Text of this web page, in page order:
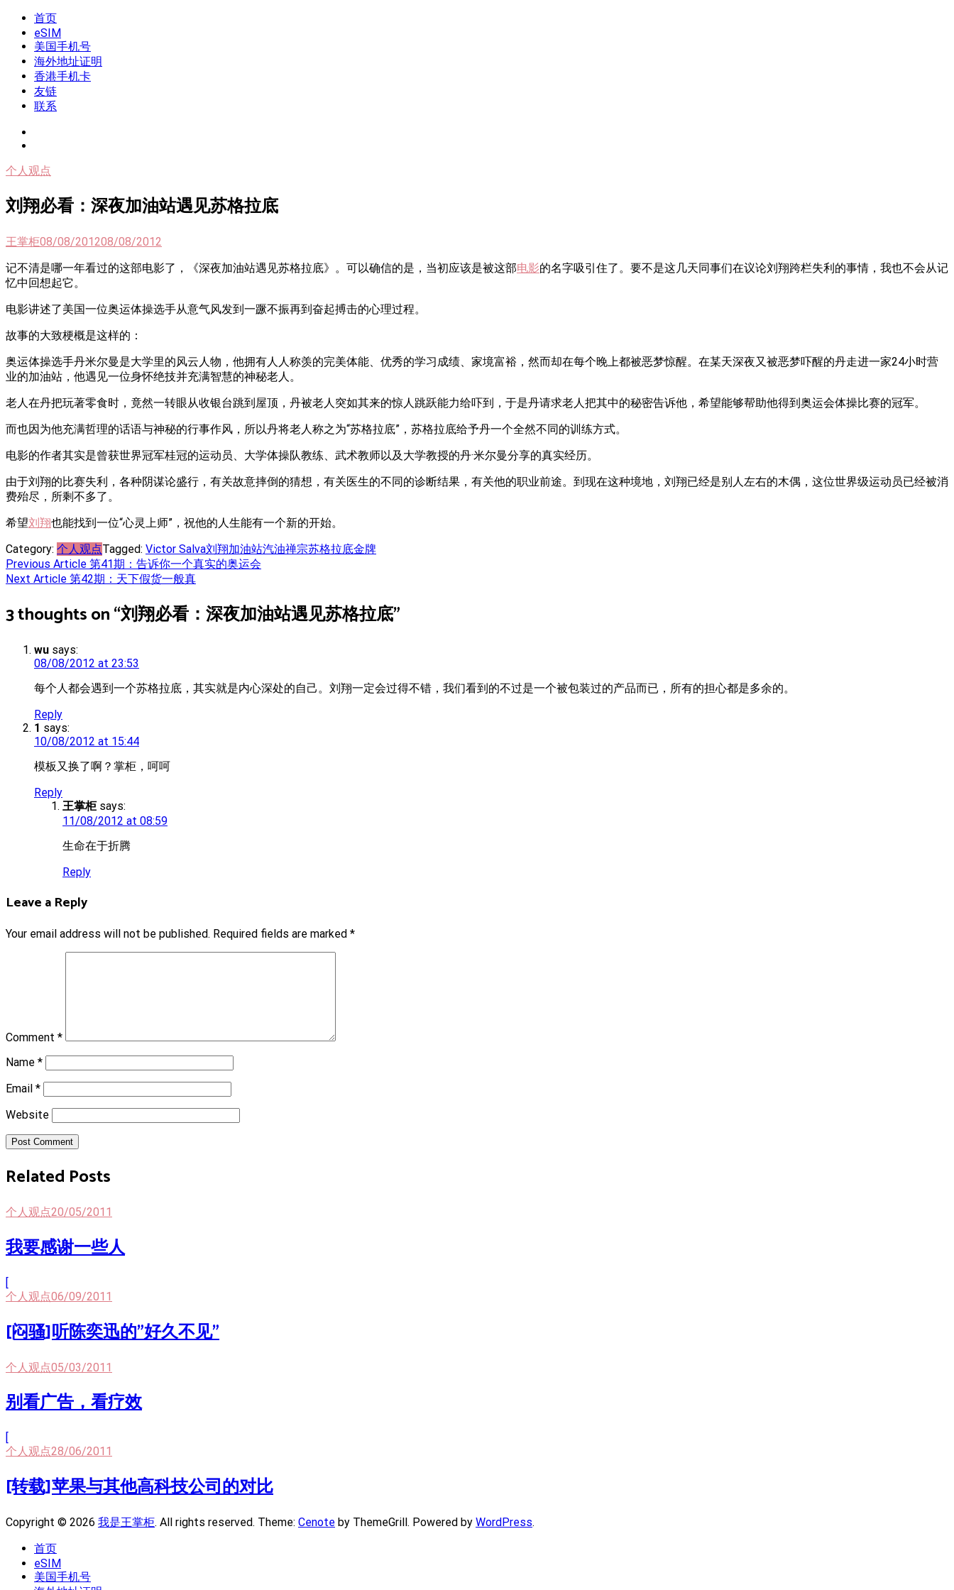
Skip
content
我是王掌柜
新闻酸菜馆|极客电台|自媒体联盟
首页
eSIM
美国手机号
海外地址证明
香港手机卡
友链
联系
个人观点
刘翔必看：深夜加油站遇见苏格拉底
王掌柜08/08/201208/08/2012
记不清是哪一年看过的这部电影了，《深夜加油站遇见苏格拉底》。可以确信的是，当初应该是被这部电影的名字吸引住了。要不是这几天同事们在议论刘翔跨栏失利的事情，我也不会从记
忆中回想起它。
电影讲述了美国一位奥运体操选手从意气风发到一蹶不振再到奋起搏击的心理过程。
故事的大致梗概是这样的：
奥运体操选手丹米尔曼是大学里的风云人物，他拥有人人称羡的完美体能、优秀的学习成绩、家境富裕，然而却在每个晚上都被恶梦惊醒。在某天深夜又被恶梦吓醒的丹走进一家24小时营
业的加油站，他遇见一位身怀绝技并充满智慧的神秘老人。
老人在丹把玩著零食时，竟然一转眼从收银台跳到屋顶，丹被老人突如其来的惊人跳跃能力给吓到，于是丹请求老人把其中的秘密告诉他，希望能够帮助他得到奥运会体操比赛的冠军。
而也因为他充满哲理的话语与神秘的行事作风，所以丹将老人称之为“苏格拉底”，苏格拉底给予丹一个全然不同的训练方式。
电影的作者其实是曾获世界冠军桂冠的运动员、大学体操队教练、武术教师以及大学教授的丹·米尔曼分享的真实经历。
由于刘翔的比赛失利，各种阴谋论盛行，有关故意摔倒的猜想，有关医生的不同的诊断结果，有关他的职业前途。到现在这种境地，刘翔已经是别人左右的木偶，这位世界级运动员已经被消
费殆尽，所剩不多了。
希望刘翔也能找到一位“心灵上师”，祝他的人生能有一个新的开始。
Category: 个人观点Tagged: Victor Salva刘翔加油站汽油禅宗苏格拉底金牌
Post
Previous Article 第41期：告诉你一个真实的奥运会
Next Article 第42期：天下假货一般真
3 thoughts on “刘翔必看：深夜加油站遇见苏格拉底”
wu says:
08/08/2012 at 23:53
每个人都会遇到一个苏格拉底，其实就是内心深处的自己。刘翔一定会过得不错，我们看到的不过是一个被包装过的产品而已，所有的担心都是多余的。
Reply
1 says:
10/08/2012 at 15:44
模板又换了啊？掌柜，呵呵
Reply
王掌柜 says:
11/08/2012 at 08:59
生命在于折腾
Reply
Leave a Reply
Your email address will not be published. Required fields are marked *
Comment *
Name *
Email *
Website
Post Comment
Related Posts
个人观点20/05/2011
我要感谢一些人
[
个人观点06/09/2011
[闷骚]听陈奕迅的”好久不见”
个人观点05/03/2011
别看广告，看疗效
个人观点28/06/2011
[转载]苹果与其他高科技公司的对比
Copyright © 2026 我是王掌柜. All rights reserved. Theme: Cenote by ThemeGrill. Powered by WordPress.
首页
eSIM
美国手机号